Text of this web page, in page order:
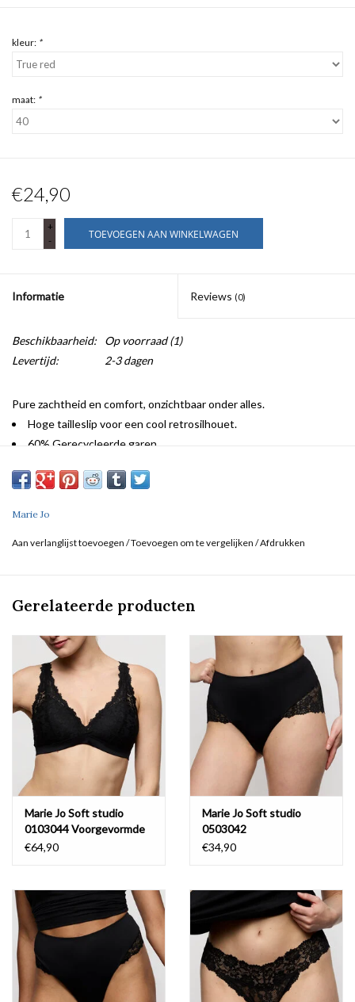
kleur: *
maat: *
€24,90
+
-
TOEVOEGEN AAN WINKELWAGEN
Informatie Reviews (0)
Beschikbaarheid: Op voorraad(1)
Levertijd:
2-3 dagen
Pure zachtheid en comfort, onzichtbaar onder alles.
Hoge tailleslip voor een cool retrosilhouet.
60% Gerecycleerde garen
Niet bleken
30 °C normaal programma
Niet strijken
Katoen:3%, Polyamide:60%, Polyester:5%, Elastaan:32%
Marie Jo
Aan verlanglijst toevoegen /Toevoegen om te vergelijken /Afdrukken
Gerelateerde producten
Marie Jo Soft studio
0103044 Voorgevormde
Bralette
€64,90
Marie Jo Soft studio
0503042
€34,90